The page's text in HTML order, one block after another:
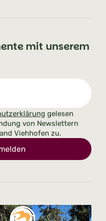
mit unserem
gelesen
von Newslettern
Viehhofen zu.